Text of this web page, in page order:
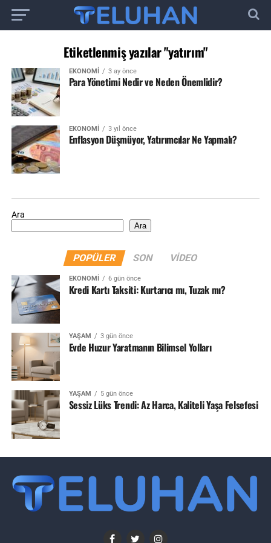
Etiketlenmiş yazılar "yatırım"
EKONOMI 3 ay önce
Para Yönetimi Nedir ve Neden Önemlidir?
EKONOMI 3 yıl önce
Enflasyon Düşmüyor, Yatırımcılar Ne Yapmalı?
Ara
Ara
POPÜLER SON VIDEO
EKONOMI 6 gün önce
Kredi Kartı Taksiti: Kurtarıcı mı, Tuzak mı?
YAŞAM 3 gün önce
Evde Huzur Yaratmanın Bilimsel Yolları
YAŞAM 5 gün önce
Sessiz Lüks Trendi: Az Harca, Kaliteli Yaşa Felsefesi